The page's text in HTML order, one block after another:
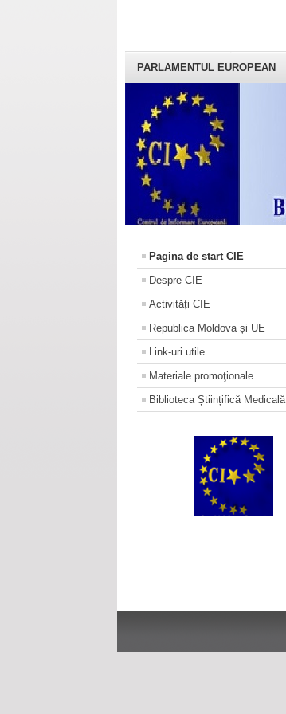
PARLAMENTUL EUROPEAN
Pagina de start CIE
Despre CIE
Activități CIE
Republica Moldova și UE
Link-uri utile
Materiale promoţionale
Biblioteca Științifică Medicală